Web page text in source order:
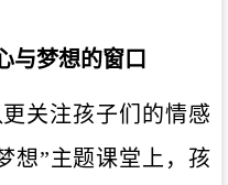
与梦想的窗口
关注孩子们的情感
想”主题课堂上，孩